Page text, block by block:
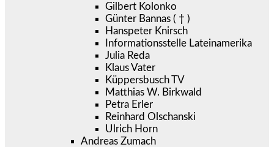
Gilbert Kolonko
Günter Bannas ( † )
Hanspeter Knirsch
Informationsstelle Lateinamerika
Julia Reda
Klaus Vater
Küppersbusch TV
Matthias W. Birkwald
Petra Erler
Reinhard Olschanski
Ulrich Horn
Andreas Zumach